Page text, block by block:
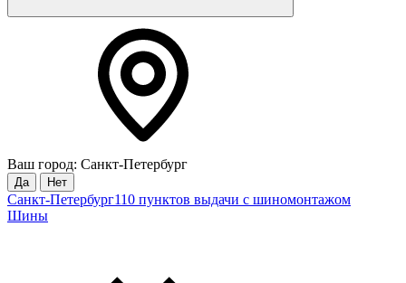
Ваш город: Санкт-Петербург
Да Нет
Санкт-Петербург110 пунктов выдачи с шиномонтажом
Шины